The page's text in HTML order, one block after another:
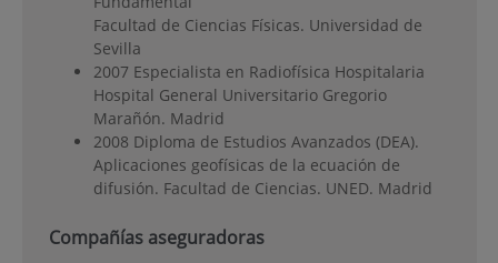
Facultad de Ciencias Físicas. Universidad de
Sevilla
2007 Especialista en Radiofísica Hospitalaria
Hospital General Universitario Gregorio
Marañón. Madrid
2008 Diploma de Estudios Avanzados (DEA).
Aplicaciones geofísicas de la ecuación de
difusión. Facultad de Ciencias. UNED. Madrid
Compañías aseguradoras